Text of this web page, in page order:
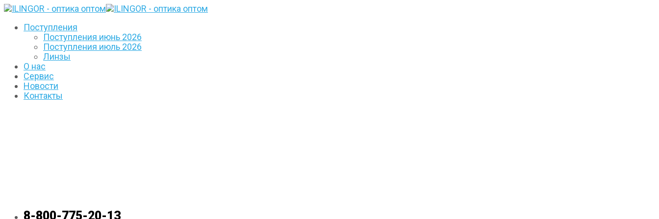
Поступления
Поступления июнь 2026
Поступления июль 2026
Линзы
О нас
Сервис
Новости
Контакты
8-800-775-20-13